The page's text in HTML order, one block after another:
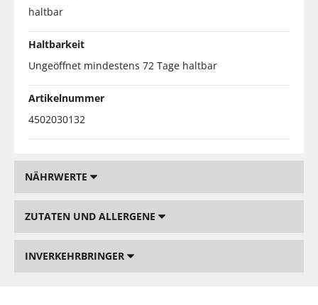
haltbar
Haltbarkeit
Ungeöffnet mindestens 72 Tage haltbar
Artikelnummer
4502030132
NÄHRWERTE
ZUTATEN UND ALLERGENE
INVERKEHRBRINGER